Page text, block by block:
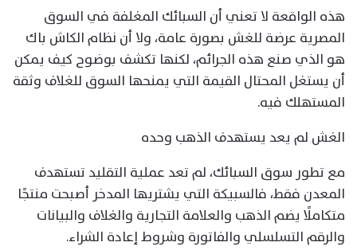
هذه الواقعة لا تعني أن السبائك المغلفة في السوق
المصرية عرضة للغش بصورة عامة، ولا أن نظام الكاش باك
هو الذي صنع هذه الجرائم، لكنها تكشف بوضوح كيف يمكن
أن يستغل المحتال القيمة التي يمنحها السوق للغلاف وثقة
المستهلك فيه.
الغش لم يعد يستهدف الذهب وحده
مع تطور سوق السبائك، لم تعد عملية التقليد تستهدف
المعدن فقط، فالسبيكة التي يشتريها المدخر أصبحت منتجًا
متكاملًا يضم الذهب والعلامة التجارية والغلاف والبيانات
والرقم التسلسلي والفاتورة وشروط إعادة الشراء.